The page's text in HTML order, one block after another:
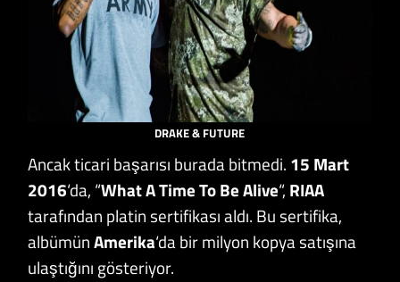
DRAKE & FUTURE
Ancak ticari başarısı burada bitmedi. 15 Mart
2016‘da, “What A Time To Be Alive“, RIAA
tarafından platin sertifikası aldı. Bu sertifika,
albümünAmerika‘da bir milyon kopya satışına
ulaştığını gösteriyor.